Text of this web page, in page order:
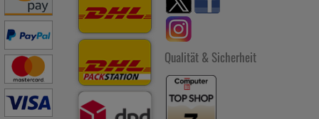
Qualität & Sicherheit